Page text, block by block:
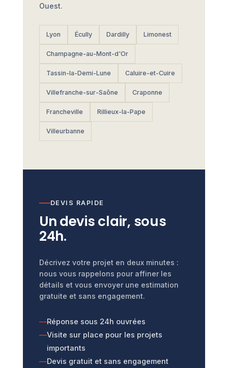
Ouest.
Lyon Écully Dardilly Limonest
Champagne-au-Mont-d'Or
Tassin-la-Demi-Lune Caluire-et-Cuire
Villefranche-sur-Saône Craponne
Francheville Rillieux-la-Pape
Villeurbanne
DEVIS RAPIDE
Un devis clair, sous
24h.
Décrivez votre projet en deux minutes :
nous vous rappelons pour affiner les
détails et vous envoyer une estimation
gratuite et sans engagement.
Réponse sous 24h ouvrées
Visite sur place pour les projets
importants
Devis gratuit et sans engagement